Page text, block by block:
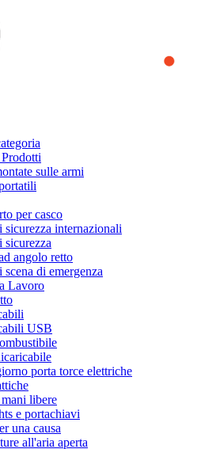
we provide you the best experience
to browse this website, you accept
us analyze how the website is used and
To learn more or to find out how
can access our
sulle armi
per casco
sicurezza internazionali
angolo retto
di emergenza
Lavoro
USB
porta torce elettriche
libere
e portachiavi
una causa
all'aria aperta